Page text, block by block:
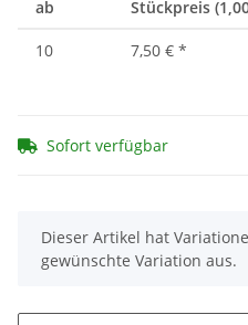
ab Stückpreis
10 7,50 € *
Sofort verfügbar
x
Dieser Artikel hat
gewünschte Variation aus.